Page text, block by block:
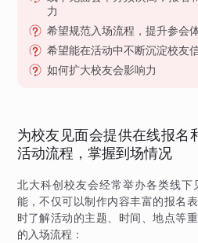
力
希望规范入场流程，提升参会
希望能在活动中不断沉淀校友
如何扩大校友会影响力
为校友见面会提供在线报名
活动流程，掌握到场情况
北大科创校友会经常举办各类线下
能，不仅可以制作内容丰富的报名
时了解活动的主题、时间、地点等
的入场流程：